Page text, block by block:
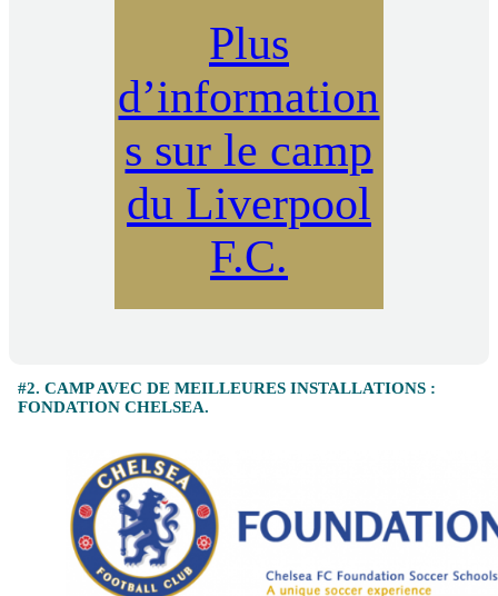
Plus
d’information
s sur le camp
du Liverpool
F.C.
#2. CAMP AVEC DE MEILLEURES INSTALLATIONS :
FONDATION CHELSEA.